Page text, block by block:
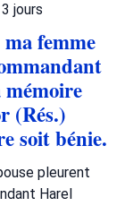
jours
femme
(Rés.)
soit bénie.
pleurent
Harel